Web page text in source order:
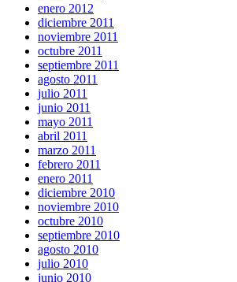
enero 2012
diciembre 2011
noviembre 2011
octubre 2011
septiembre 2011
agosto 2011
julio 2011
junio 2011
mayo 2011
abril 2011
marzo 2011
febrero 2011
enero 2011
diciembre 2010
noviembre 2010
octubre 2010
septiembre 2010
agosto 2010
julio 2010
junio 2010